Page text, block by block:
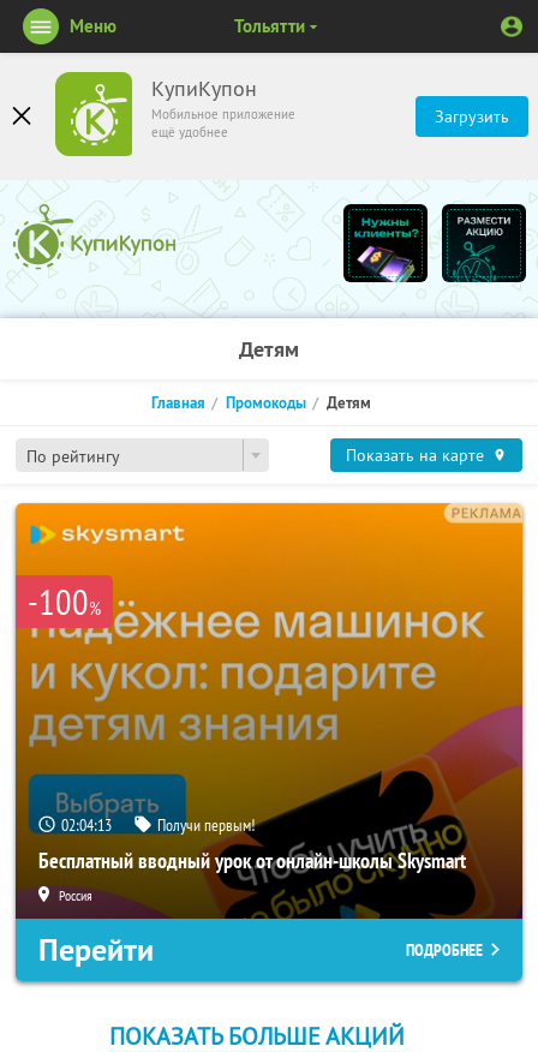
КупиКупон
Мобильное приложение
ещё удобнее
Загрузить
Меню Тольятти
Детям
По рейтингу
Главная Промокоды Детям
Показать на карте
-100%
02:04:13 Получи первым!
Бесплатный вводный урок от онлайн-школы Skysmart
Россия
Перейти ПОДРОБНЕЕ
ПОКАЗАТЬ БОЛЬШЕ АКЦИЙ